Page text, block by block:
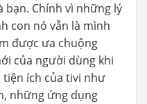
bạn. Chính vì những lý
con nó vẫn là mình
được ưa chuộng
của người dùng khi
ích của tivi như
những ứng dụng